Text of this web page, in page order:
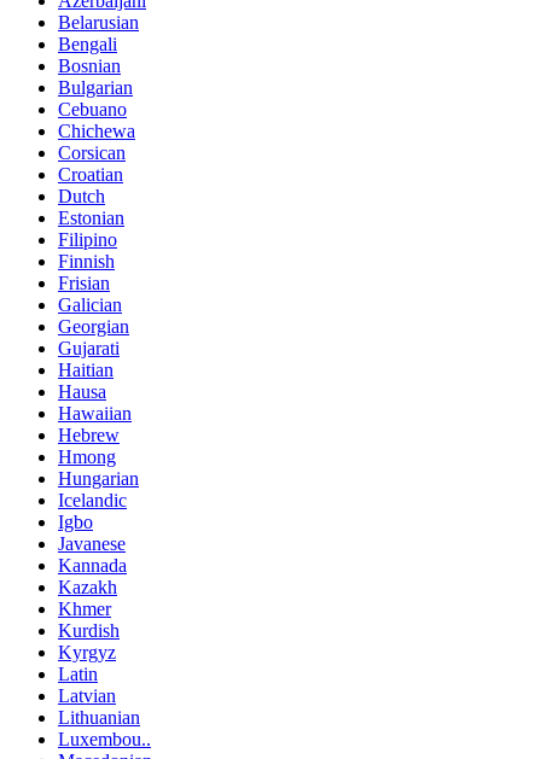
Belarusian
Bengali
Bosnian
Bulgarian
Cebuano
Chichewa
Corsican
Croatian
Dutch
Estonian
Filipino
Finnish
Frisian
Galician
Georgian
Gujarati
Haitian
Hausa
Hawaiian
Hebrew
Hmong
Hungarian
Icelandic
Igbo
Javanese
Kannada
Kazakh
Khmer
Kurdish
Kyrgyz
Latin
Latvian
Lithuanian
Luxembou..